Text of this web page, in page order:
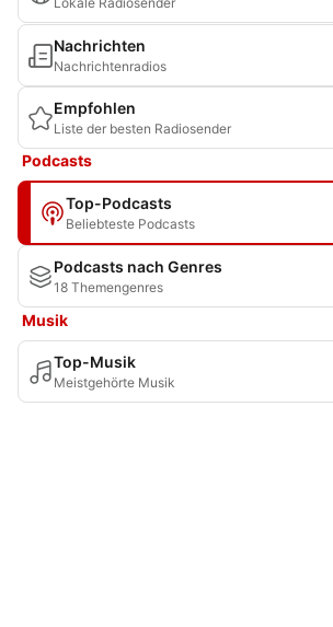
Nachrichten
Nachrichtenradios
Empfohlen
Liste der besten Radiosender
Podcasts
Top-Podcasts
Beliebteste Podcasts
Podcasts nach Genres
18 Themengenres
Musik
Top-Musik
Meistgehörte Musik